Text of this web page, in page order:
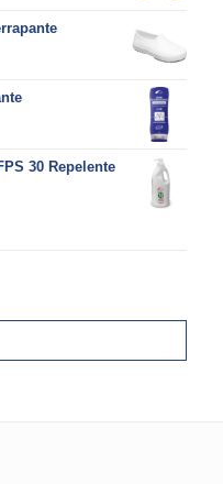
30 Repelente